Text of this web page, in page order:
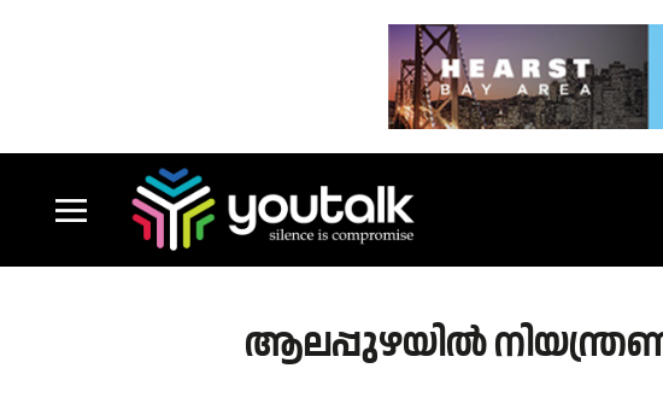
ആലപ്പുഴയിൽ